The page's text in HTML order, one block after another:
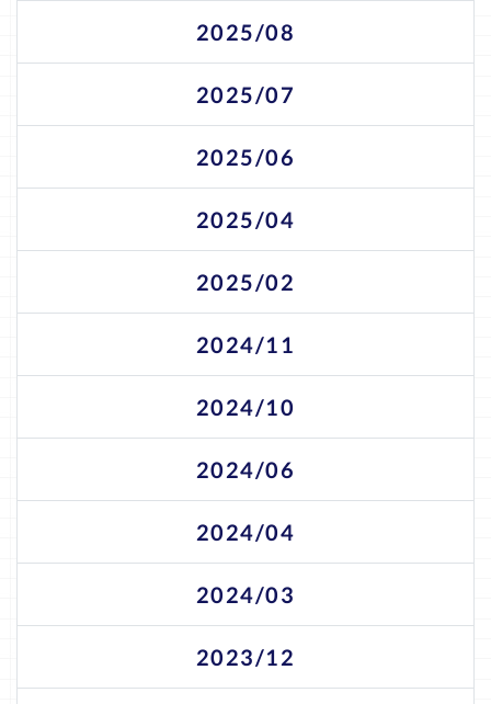
2025/08
2025/07
2025/06
2025/04
2025/02
2024/11
2024/10
2024/06
2024/04
2024/03
2023/12